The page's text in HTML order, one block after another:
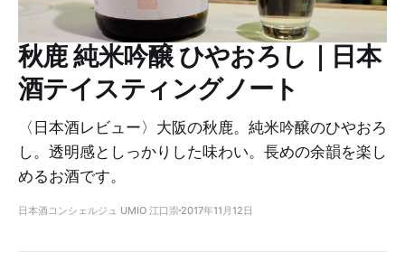
秋鹿 純米吟醸 ひやおろし｜日本
酒テイスティングノート
〈日本酒レビュー〉大阪の秋鹿。純米吟醸のひやおろ
し。透明感としっかりした味わい。長めの余韻を楽し
めるお酒です。
日本酒コンシェルジュ UMIO 江口崇 2017年11月12日